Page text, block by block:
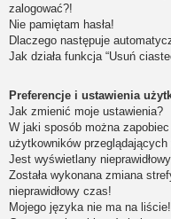
zalogować?!
Nie pamiętam hasła!
Dlaczego następuje
Jak działa funkcja “Usuń
Preferencje i ustawienia
Jak zmienić moje ustawienia?
W jaki sposób można
użytkowników przeglądających
Jest wyświetlany
Została wykonana zmiana
nieprawidłowy czas!
Mojego języka nie ma na liście!